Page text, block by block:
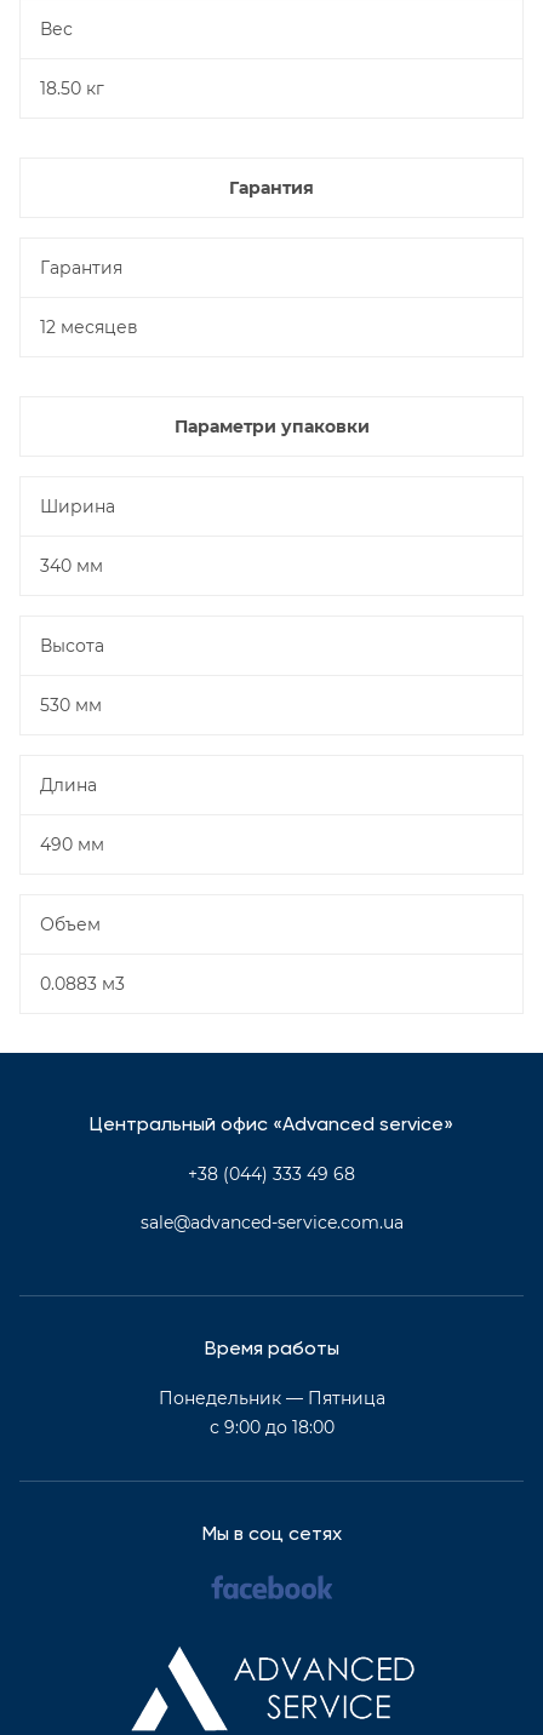
Вес
18.50 кг
Гарантия
Гарантия
12 месяцев
Параметри упаковки
Ширина
340 мм
Высота
530 мм
Длина
490 мм
Объем
0.0883 м3
Центральный офис «Advanced service»
+38 (044) 333 49 68
sale@advanced-service.com.ua
Время работы
Понедельник — Пятница
с 9:00 до 18:00
Мы в соц сетях